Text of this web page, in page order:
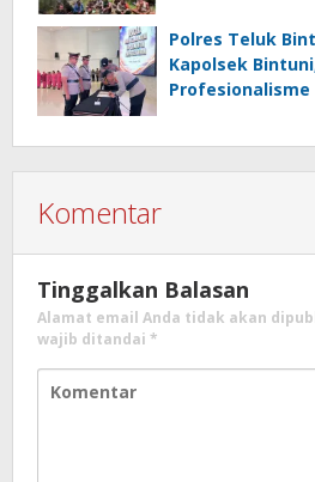
Polres Teluk
Kapolsek
Komentar
Tinggalkan Balasan
Alamat email Anda tidak akan
wajib ditandai *